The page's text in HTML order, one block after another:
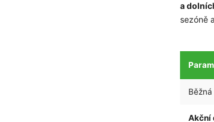
a
sezóně
Akční